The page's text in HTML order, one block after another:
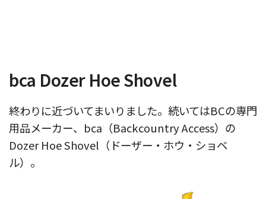
bca Dozer Hoe Shovel
終わりに近づいてまいりました。続いてはBCの専門
用品メーカー、bca（Backcountry Access）の
Dozer Hoe Shovel（ドーザー・ホウ・ショベ
ル）。